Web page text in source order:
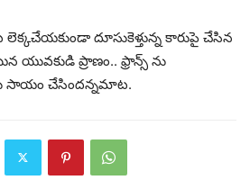
దూసుకెళ్తున్న కారుపై చేసిన
యువకుడి ప్రాణం.. ఫ్రాన్స్ ను
సాయం చేసిందన్నమాట.